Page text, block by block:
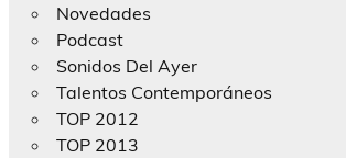
Novedades
Podcast
Sonidos Del Ayer
Talentos Contemporáneos
TOP 2012
TOP 2013